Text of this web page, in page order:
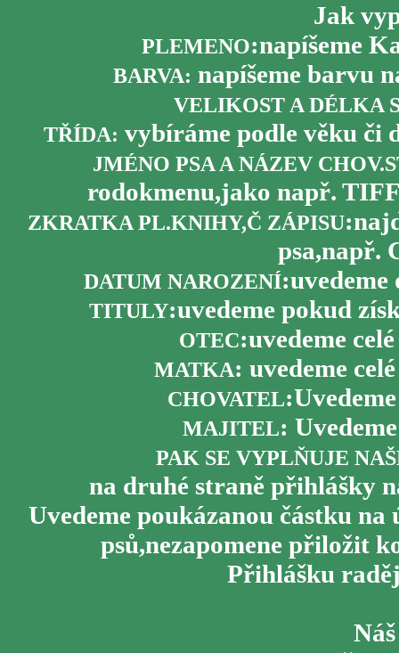
Jak
PLEMENO:napíšeme
BARVA: napíšeme barvu
VELIKOST A DÉLKA
TŘÍDA: vybíráme podle věku či
JMÉNO PSA A NÁZEV
rodokmenu,jako např.
ZKRATKA PL.KNIHY,Č ZÁPISU
psa,např.
DATUM NAROZENÍ:uvedeme
TITULY:uvedeme pokud
OTEC:uvedeme
MATKA: uvedeme
CHOVATEL
MAJITEL:
PAK SE VYPLŇUJE
na druhé straně přihlášky
Uvedeme poukázanou částku
psů,nezapomene přiložit
Přihlášku